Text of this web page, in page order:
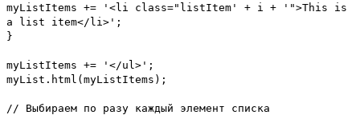
myListItems += '<li class="listItem' + i + '">This is
a list item</li>';
}
myListItems += '</ul>';
myList.html(myListItems);
// Выбираем по разу каждый элемент списка